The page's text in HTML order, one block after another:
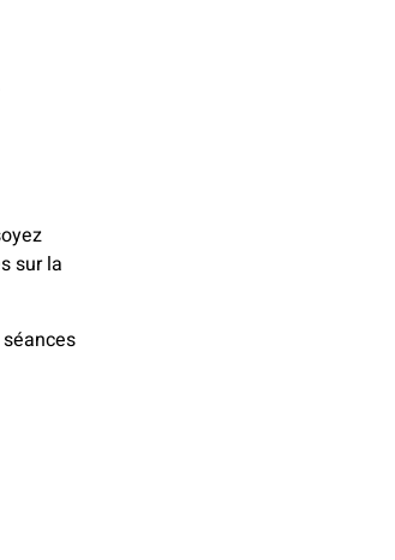
sur la